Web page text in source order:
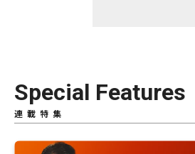
Special Features
連載特集